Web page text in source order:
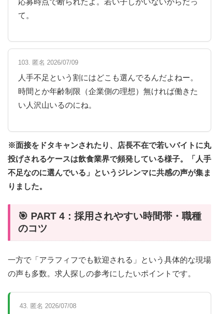
て。
103. 匿名 2026/07/09
人手不足という割にはどこも選んでるんだよねー。
時間とか年齢制限（企業側の理想）無ければ働きた
い人沢山いるのにね。
※面接をドタキャンされたり、店長不在で若いバイトに丸
投げされるケースは飲食業界で頻発している様子。「人手
不足なのに選んでいる」というジレンマに共感の声が集ま
りました。
🎯 PART 4：採用されやすい時間帯・職種
のコツ
一方で「アラフィフでも歓迎される」という具体的な現場
の声も多数。求人探しの参考にしたいポイントです。
43. 匿名 2026/07/08